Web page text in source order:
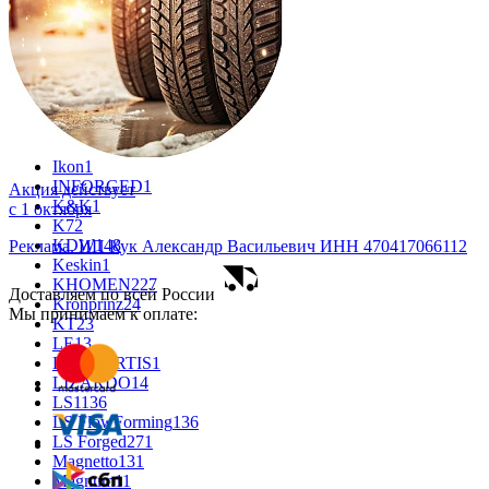
CROSS_STREET31
Eurodisk1
FF30
FR REPLICA1
GR34
Grizzly3
iFree915
iFree Original49
Ikon1
INFORGED1
K&K1
K72
KDW148
Keskin1
KHOMEN227
Kronprinz24
KT23
LE13
LEGE ARTIS1
LIZARDO14
LS1136
LS FlowForming136
LS Forged271
Magnetto131
Magnum11
Акция действует
с 1 октября
Реклама. ИП Кук Александр Васильевич ИНН 470417066112
Доставляем по всей России
Мы принимаем к оплате: